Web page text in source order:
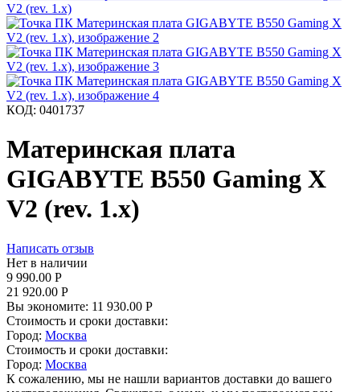
КОД: 0401737
Материнская плата
GIGABYTE B550 Gaming X
V2 (rev. 1.x)
Написать отзыв
Нет в наличии
9 990.00 Р
21 920.00 Р
Вы экономите: 11 930.00 Р
Стоимость и сроки доставки:
Город: Москва
Стоимость и сроки доставки:
Город: Москва
К сожалению, мы не нашли вариантов доставки до вашего